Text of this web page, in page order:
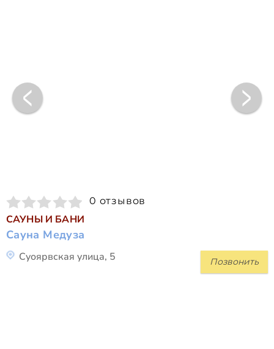
0 отзывов
САУНЫ И БАНИ
Сауна Медуза
Позвонить
Суоярвская улица, 5